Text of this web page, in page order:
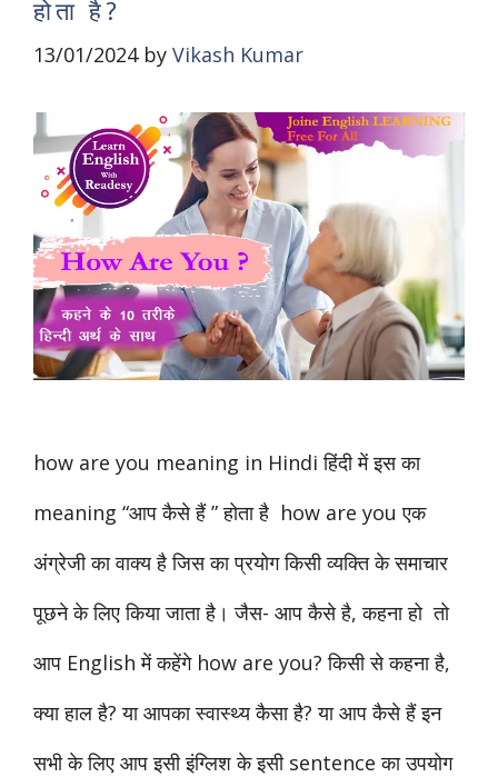
होता है?
13/01/2024 by Vikash Kumar
how are you meaning in Hindi हिंदी में इस का
meaning “आप कैसे हैं ” होता है how are you एक
अंग्रेजी का वाक्य है जिस का प्रयोग किसी व्यक्ति के समाचार
पूछने के लिए किया जाता है। जैस- आप कैसे है, कहना हो तो
आप English में कहेंगे how are you? किसी से कहना है,
क्या हाल है? या आपका स्वास्थ्य कैसा है? या आप कैसे हैं इन
सभी के लिए आप इसी इंग्लिश के इसी sentence का उपयोग